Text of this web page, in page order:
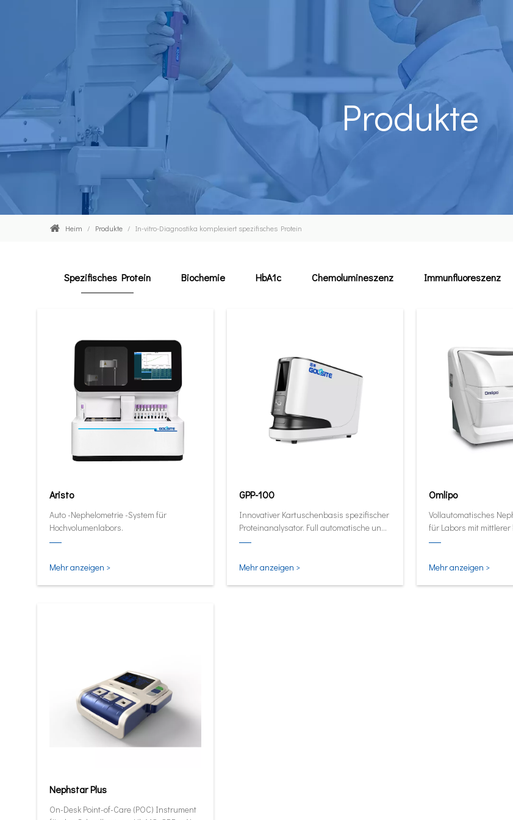
Produkte
Heim / Produkte / In-vitro-Diagnostika komplexiert spezifisches Protein
Spezifisches Protein Biochemie HbA1c Chemolumineszenz Immunfluoreszenz
Aristo
Auto -Nephelometrie -System für
Hochvolumenlabors.
Mehr anzeigen >
GPP-100
Innovativer Kartuschenbasis spezifischer
Proteinanalysator. Full automatische und
quantitative Analysator in seiner kleinsten
Mehr anzeigen >
Omlipo
Vollautomatisches
für Labors mit
Volumendurchsatz.
Mehr anzeigen >
Nephstar Plus
On-Desk Point-of-Care (POC) Instrument